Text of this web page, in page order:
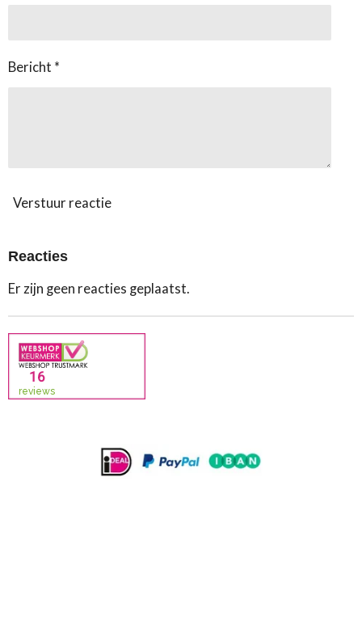
Bericht *
Verstuur reactie
Reacties
Er zijn geen reacties geplaatst.